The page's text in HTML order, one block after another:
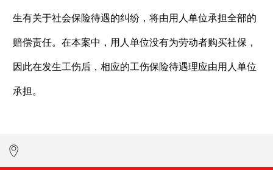
生有关于社会保险待遇的纠纷，将由用人单位承担全部的
赔偿责任。在本案中，用人单位没有为劳动者购买社保，
因此在发生工伤后，相应的工伤保险待遇理应由用人单位
承担。